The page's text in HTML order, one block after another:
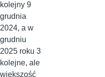
kolejny 9
grudnia
2024, a w
grudniu
2025 roku 3
kolejne, ale
większość